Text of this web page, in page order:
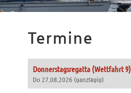
Termine
Donnerstagsregatta (Wettfahrt 9)
Do 27.08.2026 (ganztägig)